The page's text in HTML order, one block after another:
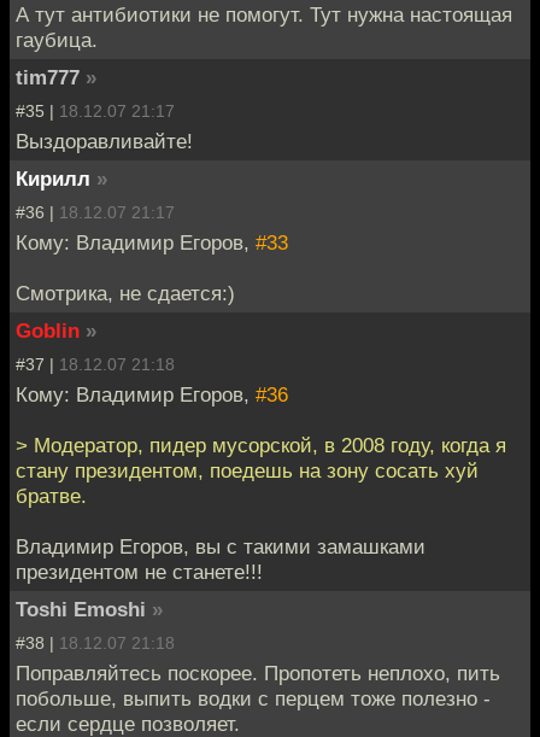
А тут антибиотики не помогут. Тут нужна настоящая
гаубица.
tim777 »
#35 | 18.12.07 21:17
Выздоравливайте!
Кирилл »
#36 | 18.12.07 21:17
Кому: Владимир Егоров, #33
Смотрика, не сдается:)
Goblin »
#37 | 18.12.07 21:18
Кому: Владимир Егоров, #36
> Модератор, пидер мусорской, в 2008 году, когда я
стану президентом, поедешь на зону сосать хуй
братве.
Владимир Егоров, вы с такими замашками
президентом не станете!!!
Toshi Emoshi »
#38 | 18.12.07 21:18
Поправляйтесь поскорее. Пропотеть неплохо, пить
побольше, выпить водки с перцем тоже полезно -
если сердце позволяет.